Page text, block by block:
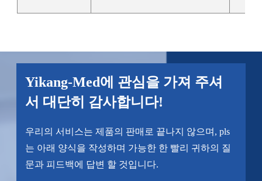
Yikang-Med에 관심을 가져 주셔
서 대단히 감사합니다!
우리의 서비스는 제품의 판매로 끝나지 않으며, pls
는 아래 양식을 작성하며 가능한 한 빨리 귀하의 질
문과 피드백에 답변 할 것입니다.